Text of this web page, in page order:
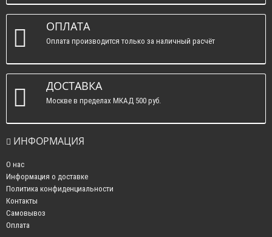
вс. : выходные.
ОПЛАТА
Оплата производится только за наличный расчёт
ДОСТАВКА
Москве в пределах МКАД 500 руб.
ИНФОРМАЦИЯ
О нас
Информация о доставке
Политика конфиденциальности
Контакты
Самовывоз
Оплата